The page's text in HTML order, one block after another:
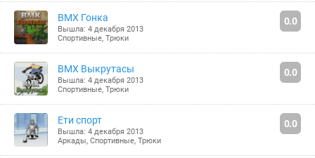
BMX Гонка
Вышла: 4 декабря 2013
Спортивные, Трюки
0.0
BMX Выкрутасы
Вышла: 4 декабря 2013
Спортивные, Трюки
0.0
Ети спорт
Вышла: 4 декабря 2013
Аркады, Спортивные, Трюки
0.0